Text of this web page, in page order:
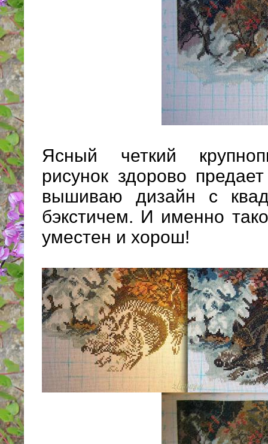
Ясный четкий
рисунок здорово
вышиваю дизайн с
бэкстичем. И именно
уместен и хорош!